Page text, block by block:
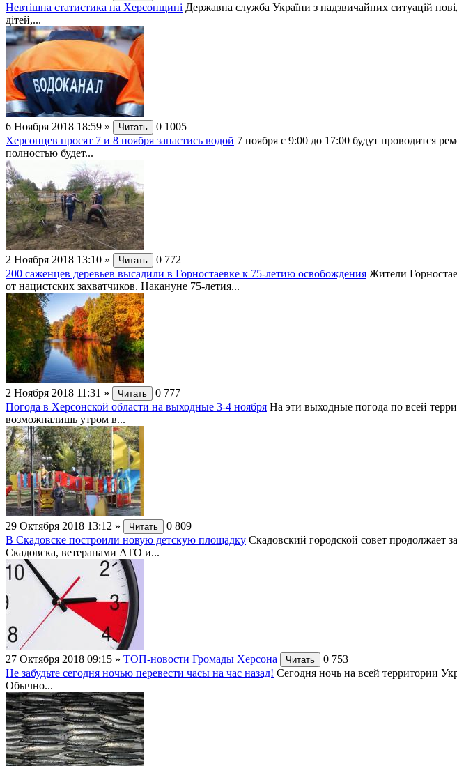
Невтішна статистика на Херсонщині Державна служба України з надзвичайних ситуацій
дітей,...
6 Ноября 2018 18:59 » Читать 0 1005
Херсонцев просят 7 и 8 ноября запастись водой 7 ноября с 9:00 до 17:00 будут проводится
полностью будет...
2 Ноября 2018 13:10 » Читать 0 772
200 саженцев деревьев высадили в Горностаевке к 75-летию освобождения Жители
от нацистских захватчиков. Накануне 75-летия...
2 Ноября 2018 11:31 » Читать 0 777
Погода в Херсонской области на выходные 3-4 ноября На эти выходные погода по всей
возможналишь утром в...
29 Октября 2018 13:12 » Читать 0 809
В Скадовске построили новую детскую площадку Скадовский городской совет продолжает
Скадовска, ветеранами АТО и...
27 Октября 2018 09:15 » ТОП-новости Громады Херсона Читать 0 753
Не забудьте сегодня ночью перевести часы на час назад! Сегодня ночь на всей территории
Обычно...